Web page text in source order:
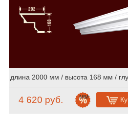
длина 2000 мм / высота 168 мм /
мм
4 620 руб.